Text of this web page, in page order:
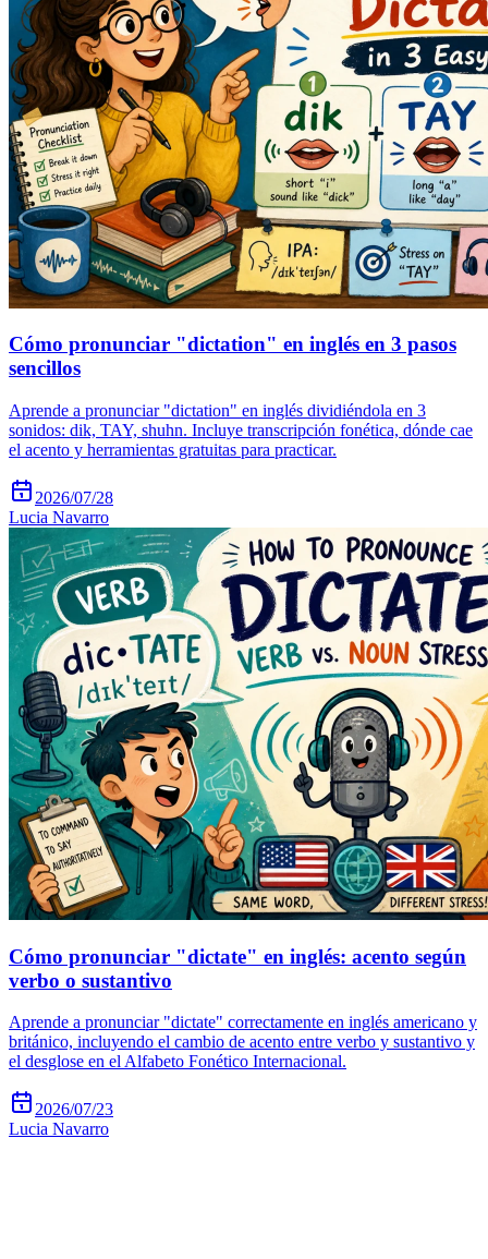
Cómo pronunciar "dictation" en inglés en 3 pasos
sencillos
Aprende a pronunciar "dictation" en inglés dividiéndola en 3
sonidos: dik, TAY, shuhn. Incluye transcripción fonética, dónde cae
el acento y herramientas gratuitas para practicar.
2026/07/28
Lucia Navarro
Cómo pronunciar "dictate" en inglés: acento según
verbo o sustantivo
Aprende a pronunciar "dictate" correctamente en inglés americano y
británico, incluyendo el cambio de acento entre verbo y sustantivo y
el desglose en el Alfabeto Fonético Internacional.
2026/07/23
Lucia Navarro